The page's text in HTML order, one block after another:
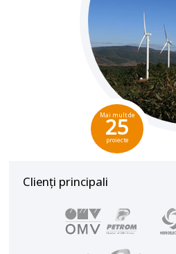
Mai mult de
25
proiecte
Clienți principali